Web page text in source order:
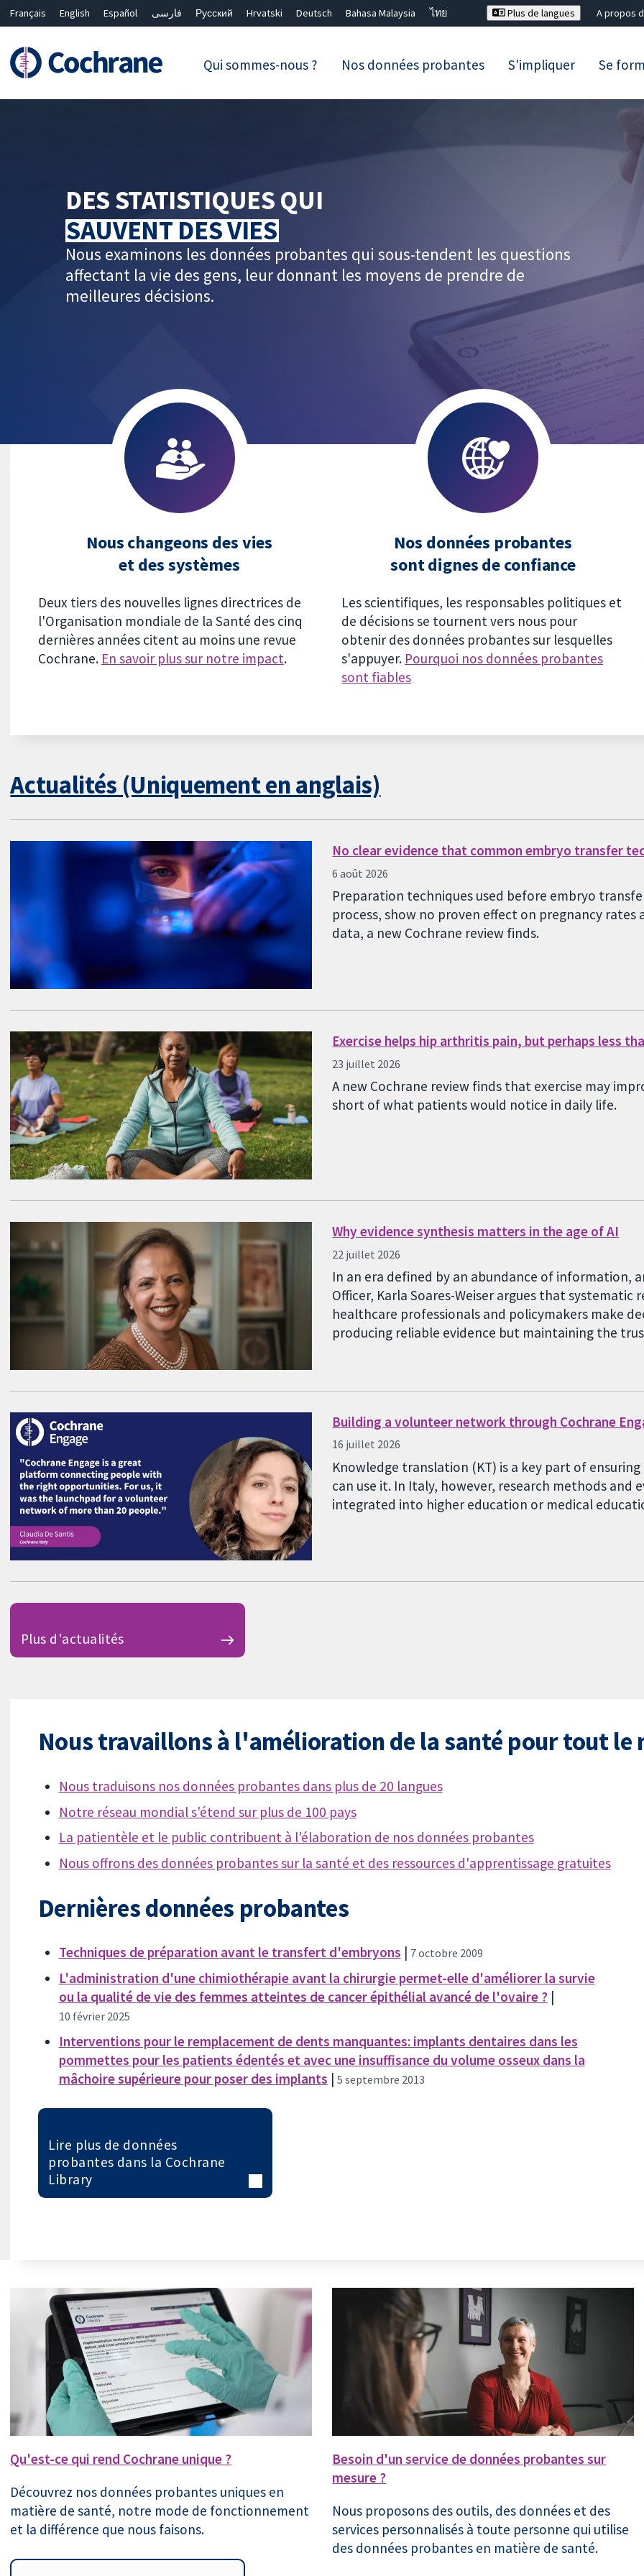
Français English Español فارسی Русский Hrvatski Deutsch Bahasa Malaysia
ไทย
Plus de langues A propos
Qui sommes-nous ? Nos données probantes S'impliquer Se
DES STATISTIQUES QUI
SAUVENT DES VIES
Nous examinons les données probantes qui sous-tendent les questions
affectant la vie des gens, leur donnant les moyens de prendre de
meilleures décisions.
Nous changeons des vies
et des systèmes
Deux tiers des nouvelles lignes directrices de
l'Organisation mondiale de la Santé des cinq
dernières années citent au moins une revue
Cochrane. En savoir plus sur notre impact.
Nos données probantes
sont dignes de confiance
Les scientifiques, les responsables politiques et
de décisions se tournent vers nous pour
obtenir des données probantes sur lesquelles
s'appuyer. Pourquoi nos données probantes
sont fiables
Actualités (Uniquement en anglais)
No clear evidence that common embryo transfer
6 août 2026
Preparation techniques used before embryo
process, show no proven effect on pregnancy
data, a new Cochrane review finds.
Exercise helps hip arthritis pain, but perhaps less
23 juillet 2026
A new Cochrane review finds that exercise may
short of what patients would notice in daily life.
Why evidence synthesis matters in the age of AI
22 juillet 2026
In an era defined by an abundance of information,
Officer, Karla Soares-Weiser argues that
healthcare professionals and policymakers make
producing reliable evidence but maintaining the
Building a volunteer network through Cochrane
16 juillet 2026
Knowledge translation (KT) is a key part of
can use it. In Italy, however, research methods and
integrated into higher education or medical
Plus d'actualités
Nous travaillons à l'amélioration de la santé pour tout le
Nous traduisons nos données probantes dans plus de 20 langues
Notre réseau mondial s'étend sur plus de 100 pays
La patientèle et le public contribuent à l'élaboration de nos données probantes
Nous offrons des données probantes sur la santé et des ressources d'apprentissage gratuites
Dernières données probantes
Techniques de préparation avant le transfert d'embryons | 7 octobre 2009
L'administration d'une chimiothérapie avant la chirurgie permet-elle d'améliorer la survie
ou la qualité de vie des femmes atteintes de cancer épithélial avancé de l'ovaire ?|
10 février 2025
Interventions pour le remplacement de dents manquantes: implants dentaires dans les
pommettes pour les patients édentés et avec une insuffisance du volume osseux dans la
mâchoire supérieure pour poser des implants | 5 septembre 2013
Lire plus de données
probantes dans la Cochrane
Library
Qu'est-ce qui rend Cochrane unique ?
Découvrez nos données probantes uniques en
matière de santé, notre mode de fonctionnement
et la différence que nous faisons.
Besoin d'un service de données probantes sur
mesure ?
Nous proposons des outils, des données et des
services personnalisés à toute personne qui utilise
des données probantes en matière de santé.